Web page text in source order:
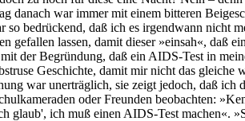
danach war immer mit einem bitteren
so bedrückend, daß ich es irgendwann
gefallen lassen, damit dieser »einsah«,
der Begründung, daß ein AIDS-Test in
Geschichte, damit mir nicht das
war unerträglich, sie zeigt jedoch, daß
oder Freunden beobachten:
glaub', ich muß einen AIDS-Test machen«.